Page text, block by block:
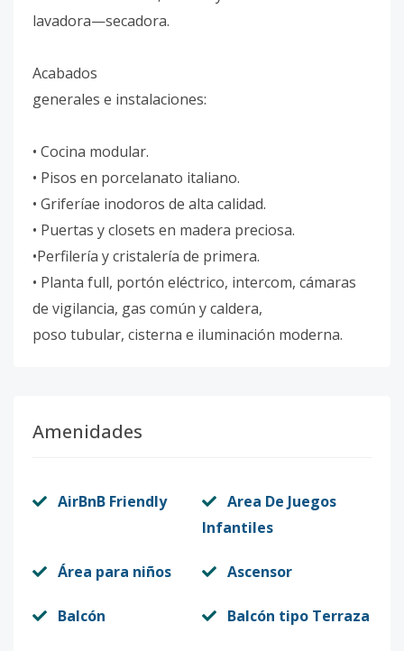
lavadora—secadora.
Acabados
generales e instalaciones:
• Cocina modular.
• Pisos en porcelanato italiano.
• Griferíae inodoros de alta calidad.
• Puertas y closets en madera preciosa.
•Perfilería y cristalería de primera.
• Planta full, portón eléctrico, intercom, cámaras
de vigilancia, gas común y caldera,
poso tubular, cisterna e iluminación moderna.
Amenidades
AirBnB Friendly
Area De Juegos
Infantiles
Área para niños Ascensor
Balcón Balcón tipo Terraza